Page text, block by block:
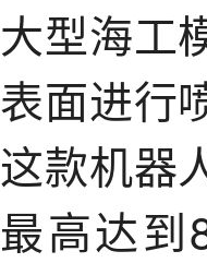
大型海工
表面进行
这款机器
最高达